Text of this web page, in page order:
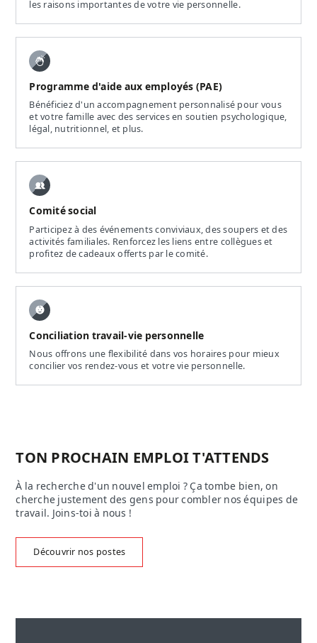
les raisons importantes de votre vie personnelle.
Programme d'aide aux employés (PAE)
Bénéficiez d'un accompagnement personnalisé pour vous
et votre famille avec des services en soutien psychologique,
légal, nutritionnel, et plus.
Comité social
Participez à des événements conviviaux, des soupers et des
activités familiales. Renforcez les liens entre collègues et
profitez de cadeaux offerts par le comité.
Conciliation travail-vie personnelle
Nous offrons une flexibilité dans vos horaires pour mieux
concilier vos rendez-vous et votre vie personnelle.
TON PROCHAIN EMPLOI T'ATTENDS
À la recherche d'un nouvel emploi ? Ça tombe bien, on
cherche justement des gens pour combler nos équipes de
travail. Joins-toi à nous !
Découvrir nos postes